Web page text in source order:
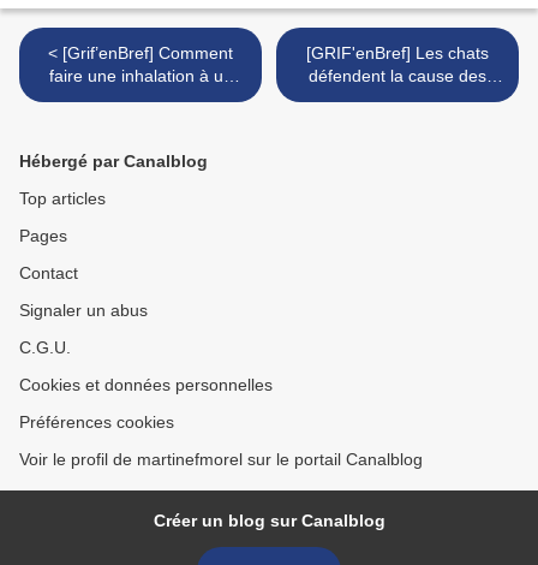
< [Grif’enBref] Comment
faire une inhalation à un
chat
[GRIF'enBref] Les chats
défendent la cause des
hérissons >
Hébergé par Canalblog
Top articles
Pages
Contact
Signaler un abus
C.G.U.
Cookies et données personnelles
Préférences cookies
Voir le profil de martinefmorel sur le portail Canalblog
Créer un blog sur Canalblog